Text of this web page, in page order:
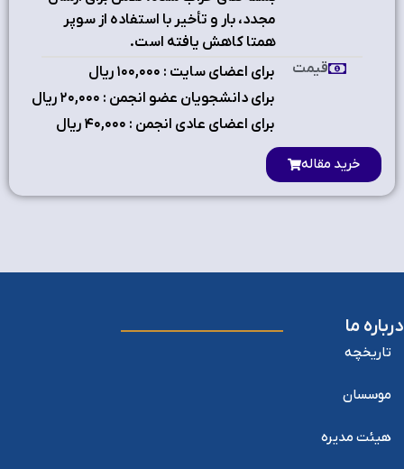
مجدد، بار و تأخیر با استفاده از سوپر
همتا کاهش یافته است.
برای اعضای سایت : ۱٠٠,٠٠٠ ریال
برای دانشجویان عضو انجمن : ۲٠,٠٠٠ ریال
برای اعضای عادی انجمن : ۴٠,٠٠٠ ریال
قیمت
خرید مقاله
درباره ما
تاریخچه
موسسان
هیئت مدیره